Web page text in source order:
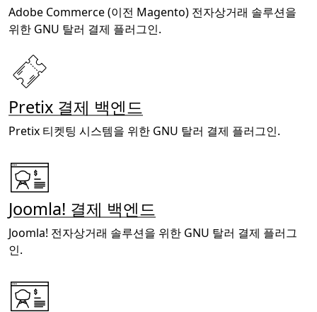
Adobe Commerce (이전 Magento) 전자상거래 솔루션을
위한 GNU 탈러 결제 플러그인.
Pretix 결제 백엔드
Pretix 티켓팅 시스템을 위한 GNU 탈러 결제 플러그인.
Joomla! 결제 백엔드
Joomla! 전자상거래 솔루션을 위한 GNU 탈러 결제 플러그
인.